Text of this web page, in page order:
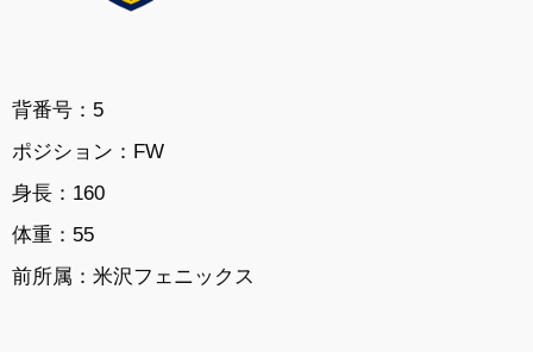
背番号：5
ポジション：FW
身長：160
体重：55
前所属： 米沢フェニックス